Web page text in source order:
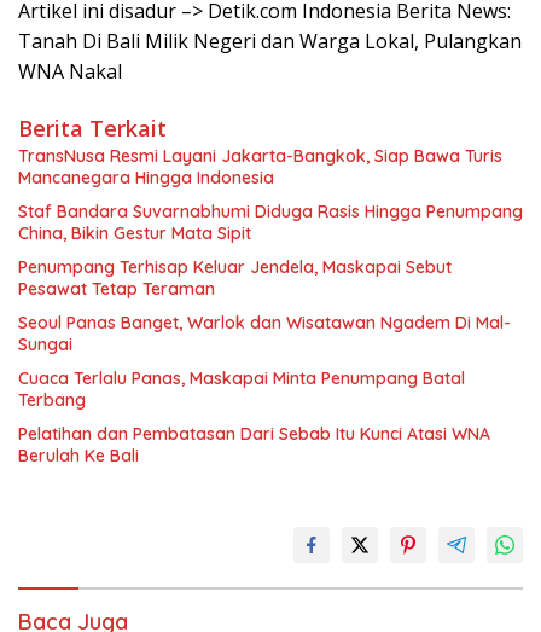
Artikel ini disadur –> Detik.com Indonesia Berita News:
Tanah Di Bali Milik Negeri dan Warga Lokal, Pulangkan
WNA Nakal
Berita Terkait
TransNusa Resmi Layani Jakarta-Bangkok, Siap Bawa Turis
Mancanegara Hingga Indonesia
Staf Bandara Suvarnabhumi Diduga Rasis Hingga Penumpang
China, Bikin Gestur Mata Sipit
Penumpang Terhisap Keluar Jendela, Maskapai Sebut
Pesawat Tetap Teraman
Seoul Panas Banget, Warlok dan Wisatawan Ngadem Di Mal-
Sungai
Cuaca Terlalu Panas, Maskapai Minta Penumpang Batal
Terbang
Pelatihan dan Pembatasan Dari Sebab Itu Kunci Atasi WNA
Berulah Ke Bali
Baca Juga